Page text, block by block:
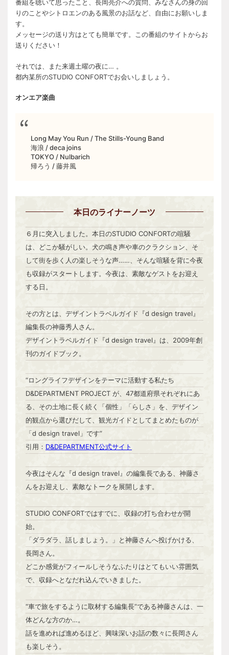
番組を聴いて思ったこと、長岡亮介への質問、みなさんの身の回
りのことやシトロエンのある風景のお話など、自由にお願いしま
す。
メッセージの送り方はとても簡単です。この番組のサイトからお
送りください！
それでは、また来週土曜の夜に… 。
都内某所のSTUDIO CONFORTでお会いしましょう。
オンエア楽曲
Long May You Run / The Stills-Young Band
海浪 / deca joins
TOKYO / Nulbarich
帰ろう / 藤井風
本日のライナーノーツ
６月に突入しました。本日のSTUDIO CONFORTの喧騒
は、どこか騒がしい。犬の鳴き声や車のクラクション、そ
して街を歩く人の楽しそうな声……、そんな喧騒を背に今夜
も収録がスタートします。今夜は、素敵なゲストをお迎え
する日。
その方とは、デザイントラベルガイド『d design travel』
編集長の神藤秀人さん。
デザイントラベルガイド『d design travel』は、2009年創
刊のガイドブック。
“ロングライフデザインをテーマに活動する私たち
D&DEPARTMENT PROJECT が、47都道府県それぞれにあ
る、その土地に長く続く「個性」「らしさ」を、デザイン
的観点から選びだして、観光ガイドとしてまとめたものが
「d design travel」です”
引用： D&DEPARTMENT公式サイト
今夜はそんな『d design travel』の編集長である、神藤さ
んをお迎えし、素敵なトークを展開します。
STUDIO CONFORTではすでに、収録の打ち合わせが開
始。
「ダラダラ、話しましょう。」と神藤さんへ投げかける、
長岡さん。
どこか感覚がフィールしそうなふたりはとてもいい雰囲気
で、収録へとなだれ込んでいきました。
“車で旅をするように取材する編集長”である神藤さんは、一
体どんな方のか…。
話を進めれば進めるほど、興味深いお話の数々に長岡さん
も楽しそう。